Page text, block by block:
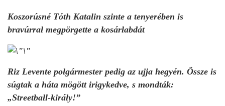
Koszorúsné Tóth Katalin szinte a tenyerében is
bravúrral megpörgette a kosárlabdát
Riz Levente polgármester pedig az ujja hegyén. Össze is
súgtak a háta mögött irigykedve, s mondták:
„Streetball-király!”